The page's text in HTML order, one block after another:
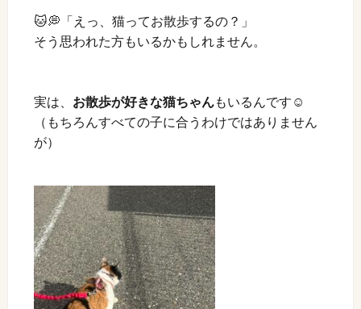
🐱💭「えっ、猫ってお散歩するの？」
そう思われた方もいるかもしれません。
実は、 お散歩が好きな猫ちゃんもいるんです☺️
（もちろんすべての子に合うわけではありません
が）